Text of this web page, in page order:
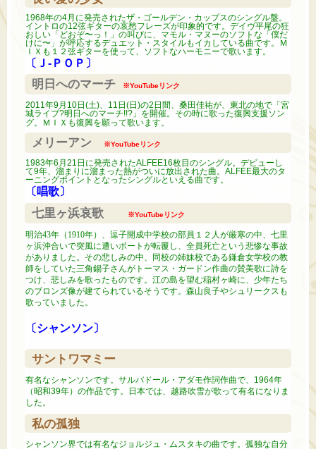
1968年の4月に発売されたザ・ゴールデン・カップスのシングル盤。
イントロの12弦ギターの哀愁フレーズが印象的です。デイヴ平尾の狂
おしい「どおぞ〜っ！」の叫びに、マモル・マヌーのソフトな「僕だ
けに〜」が呼応するデュエット・スタイルもイカしている曲です。Ｍ
ＩＸも１２弦ギターを使って、ソフトなハーモニーで歌います。
〔Ｊ-ＰＯＰ〕
明日へのマーチ ※YouTubeリンク
2011年9月10日(土)、11日(日)の2日間、桑田佳祐が、東北の地で「宮
城ライブ?明日へのマーチ!!?」を開催。その時に歌った復興支援ソン
グ。ＭＩＸも復興を願って歌います。
メリーアン ※YouTubeリンク
1983年6月21日に発売されたALFEE16枚目のシングル。デビューし
て9年、溜まりに溜まった熱がついに放出された曲。ALFEE最大のタ
ーニングポイントとなったシングルといえる曲です。
〔唱歌〕
七里ヶ浜哀歌 ※YouTubeリンク
明治43年（1910年）、逗子開成中学校の部員１２人が厳寒の中、七里
ヶ浜沖合いで突風に遭いボートが転覆し、全員死亡という悲惨な事故
がありました。その悲しみの中、同校の姉妹校である鎌倉女学校の教
師をしていた三角錫子さんがトーマス・ガードン作曲の賛美歌に詩を
つけ、悲しみを歌ったものです。江の島を望む稲村ヶ崎に、少年たち
のブロンズ像が建てられているそうです。森山良子やシュリークスも
歌っていました。
〔シャンソン〕
サントワマミー
有名なシャンソンです。サルバドール・アダモ作詞作曲で、1964年
（昭和39年）の作品です。日本では、越路吹雪が歌って有名になりま
した。
私の孤独
シャンソン界では有名なジョルジュ・ムスタキの曲です。孤独な自分